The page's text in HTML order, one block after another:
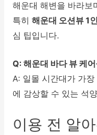
해운대 해변을 바라보
특히해운대 오션뷰 1
심 팁입니다.
Q: 해운대 바다 뷰 케
A: 일몰 시간대가 가
에 감상할 수 있는 석
이용 전 알